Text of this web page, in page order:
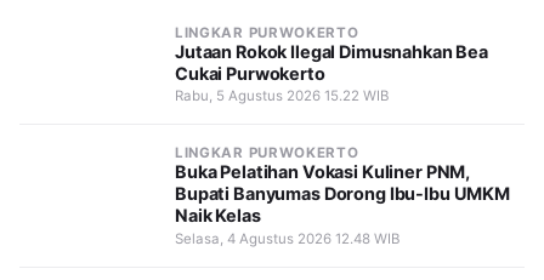
LINGKAR PURWOKERTO
Jutaan Rokok Ilegal Dimusnahkan Bea
Cukai Purwokerto
Rabu, 5 Agustus 2026 15.22 WIB
LINGKAR PURWOKERTO
Buka Pelatihan Vokasi Kuliner PNM,
Bupati Banyumas Dorong Ibu-Ibu UMKM
Naik Kelas
Selasa, 4 Agustus 2026 12.48 WIB